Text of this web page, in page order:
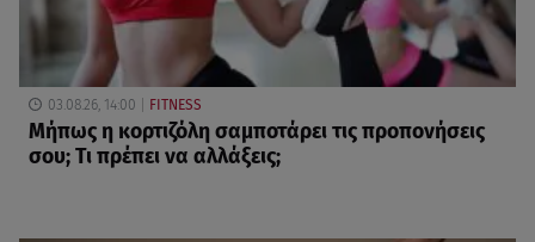
03.08.26, 14:00 FITNESS
Μήπως η κορτιζόλη σαμποτάρει τις προπονήσεις
σου; Τι πρέπει να αλλάξεις;